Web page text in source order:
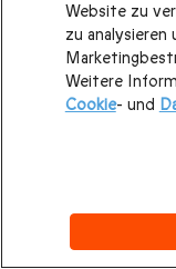
Website zu
zu analysieren
Weitere
Cookie- und